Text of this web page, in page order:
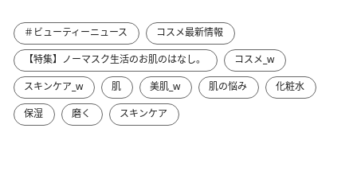
＃ビューティーニュース
コスメ最新情報
【特集】ノーマスク生活のお肌のはなし。
コスメ_w
スキンケア_w
肌 美肌_w 肌の悩み
化粧水
保湿
磨く スキンケア